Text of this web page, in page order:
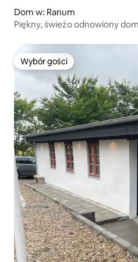
Dom w: Ranum
Piękny, świeżo odnowiony
Wybór gości
Wybór gości